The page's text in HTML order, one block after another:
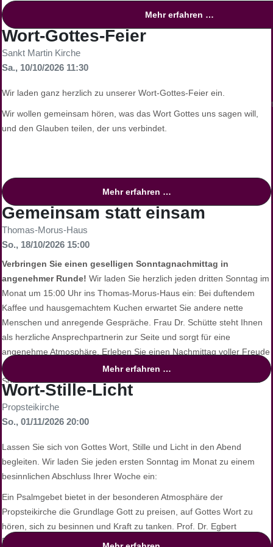
Leitung und Begleitung
Ein erfahrenes Team steht Ihnen zur Seite:
Hubertus Wand
Pastor Georg Birwer(Seelsorger Grabeskirche Liebfrauen)
(Franziskanerin, Konvent
Pfarrbüro Sankt Johannes Baptist:
Foto: Günther Wertz
Mehr erfahren …
Wort-Gottes-Feier
Sankt Martin Kirche
Sa., 10/10/2026 11:30
Wir laden ganz herzlich zu unserer Wort-Gottes-Feier ein.
Wir wollen gemeinsam hören, was das Wort Gottes uns sagen will,
und den Glauben teilen, der uns verbindet.
Mehr erfahren …
Gemeinsam statt einsam
Thomas-Morus-Haus
So., 18/10/2026 15:00
Verbringen Sie einen geselligen Sonntagnachmittag in
angenehmer Runde! Wir laden Sie herzlich jeden dritten Sonntag im
Monat um 15:00 Uhr ins Thomas-Morus-Haus ein: Bei duftendem
Kaffee und hausgemachtem Kuchen erwartet Sie andere nette
Menschen und anregende Gespräche. Frau Dr. Schütte steht Ihnen
als herzliche Ansprechpartnerin zur Seite und sorgt für eine
angenehme Atmosphäre. Erleben Sie einen Nachmittag voller Freude
und Verbundenheit. Diese Veranstaltung richtet sich an alle, die den
Sonntagnachmittag in Gesellschaft verbringen möchten. Wir freuen
uns auf Ihren Besuch und einen gemeinsamen, schönen Nachmittag!
Mehr erfahren …
Wort-Stille-Licht
Propsteikirche
So., 01/11/2026 20:00
Lassen Sie sich von Gottes Wort, Stille und Licht in den Abend
begleiten. Wir laden Sie jeden ersten Sonntag im Monat zu einem
besinnlichen Abschluss Ihrer Woche ein:
Ein Psalmgebet bietet in der besonderen Atmosphäre der
Propsteikirche die Grundlage Gott zu preisen, auf Gottes Wort zu
hören, sich zu besinnen und Kraft zu tanken. Prof. Dr. Egbert
Ballhorn, Alttestamentler der TU Dortmund, und